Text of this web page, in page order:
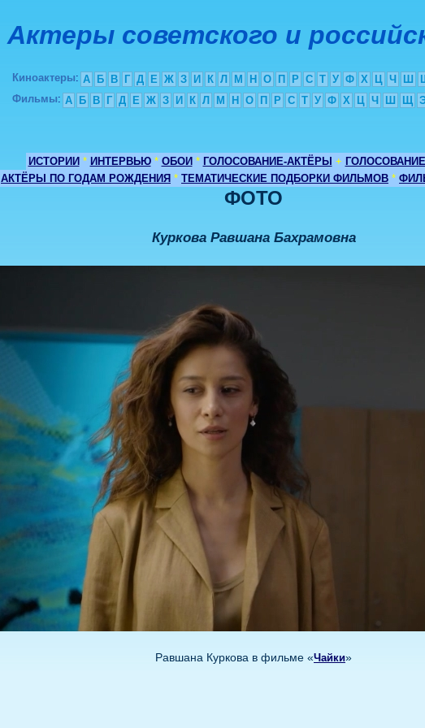
Актеры советского и
Киноактеры: А Б В Г Д Е Ж З И К Л М Н О П Р С Т У Ф Х Ц Ч Ш
Фильмы: А Б В Г Д Е Ж З И К Л М Н О П Р С Т У Ф Х Ц Ч Ш Щ
ИСТОРИИ * ИНТЕРВЬЮ * ОБОИ * ГОЛОСОВАНИЕ-АКТЁРЫ +
АКТЁРЫ ПО ГОДАМ РОЖДЕНИЯ * ТЕМАТИЧЕСКИЕ ПОДБОРКИ ФИЛЬМОВ *
ФОТО
Куркова Равшана Бахрамовна
Равшана Куркова в фильме «Чайки»